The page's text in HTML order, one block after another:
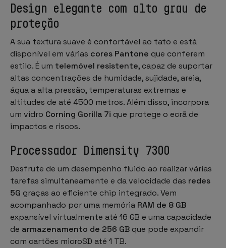
Design elegante com alto grau de
proteção
A sua textura suave é confortável ao tato e está
disponível em várias cores Pantone que conferem
estilo. É um telemóvel resistente, capaz de suportar
altas concentrações de humidade, sujidade, areia,
água a alta pressão, temperaturas extremas e
altitudes de até 4500 metros. Além disso, incorpora
um vidro Corning Gorilla 7i que protege o ecrã de
impactos e riscos.
Processador Dimensity 7300
Desfrute de um desempenho fluido ao realizar várias
tarefas simultaneamente e da velocidade das redes
5G graças ao eficiente chip integrado. Vem
acompanhado por uma memória RAM de 8 GB
expansível virtualmente até 16 GB e uma capacidade
de armazenamento de 256 GB que pode expandir
com cartões microSD até 1 TB.